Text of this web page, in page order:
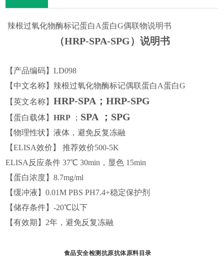
辣根过氧化物酶标记蛋白A蛋白G偶联物说明书
（HRP-SPA-SPG） 说明书
【产品编码】LD098
【中文名称】辣根过氧化物酶标记偶联蛋白A蛋白G
【英文名称】 HRP-SPA；HRP-SPG
【蛋白载体】HRP ； SPA ；SPG
【物理性状】液体，避免反复冻融
【ELISA效价】推荐效价500-5K
ELISA反应条件 37℃ 30min，显色 15min
【蛋白浓度】8.7mg/ml
【缓冲液】0.01M PBS PH7.4+稳定保护剂
【储存条件】-20℃以下
【有效期】 2年，避免反复冻融
食品安全检测抗原抗体原料目录